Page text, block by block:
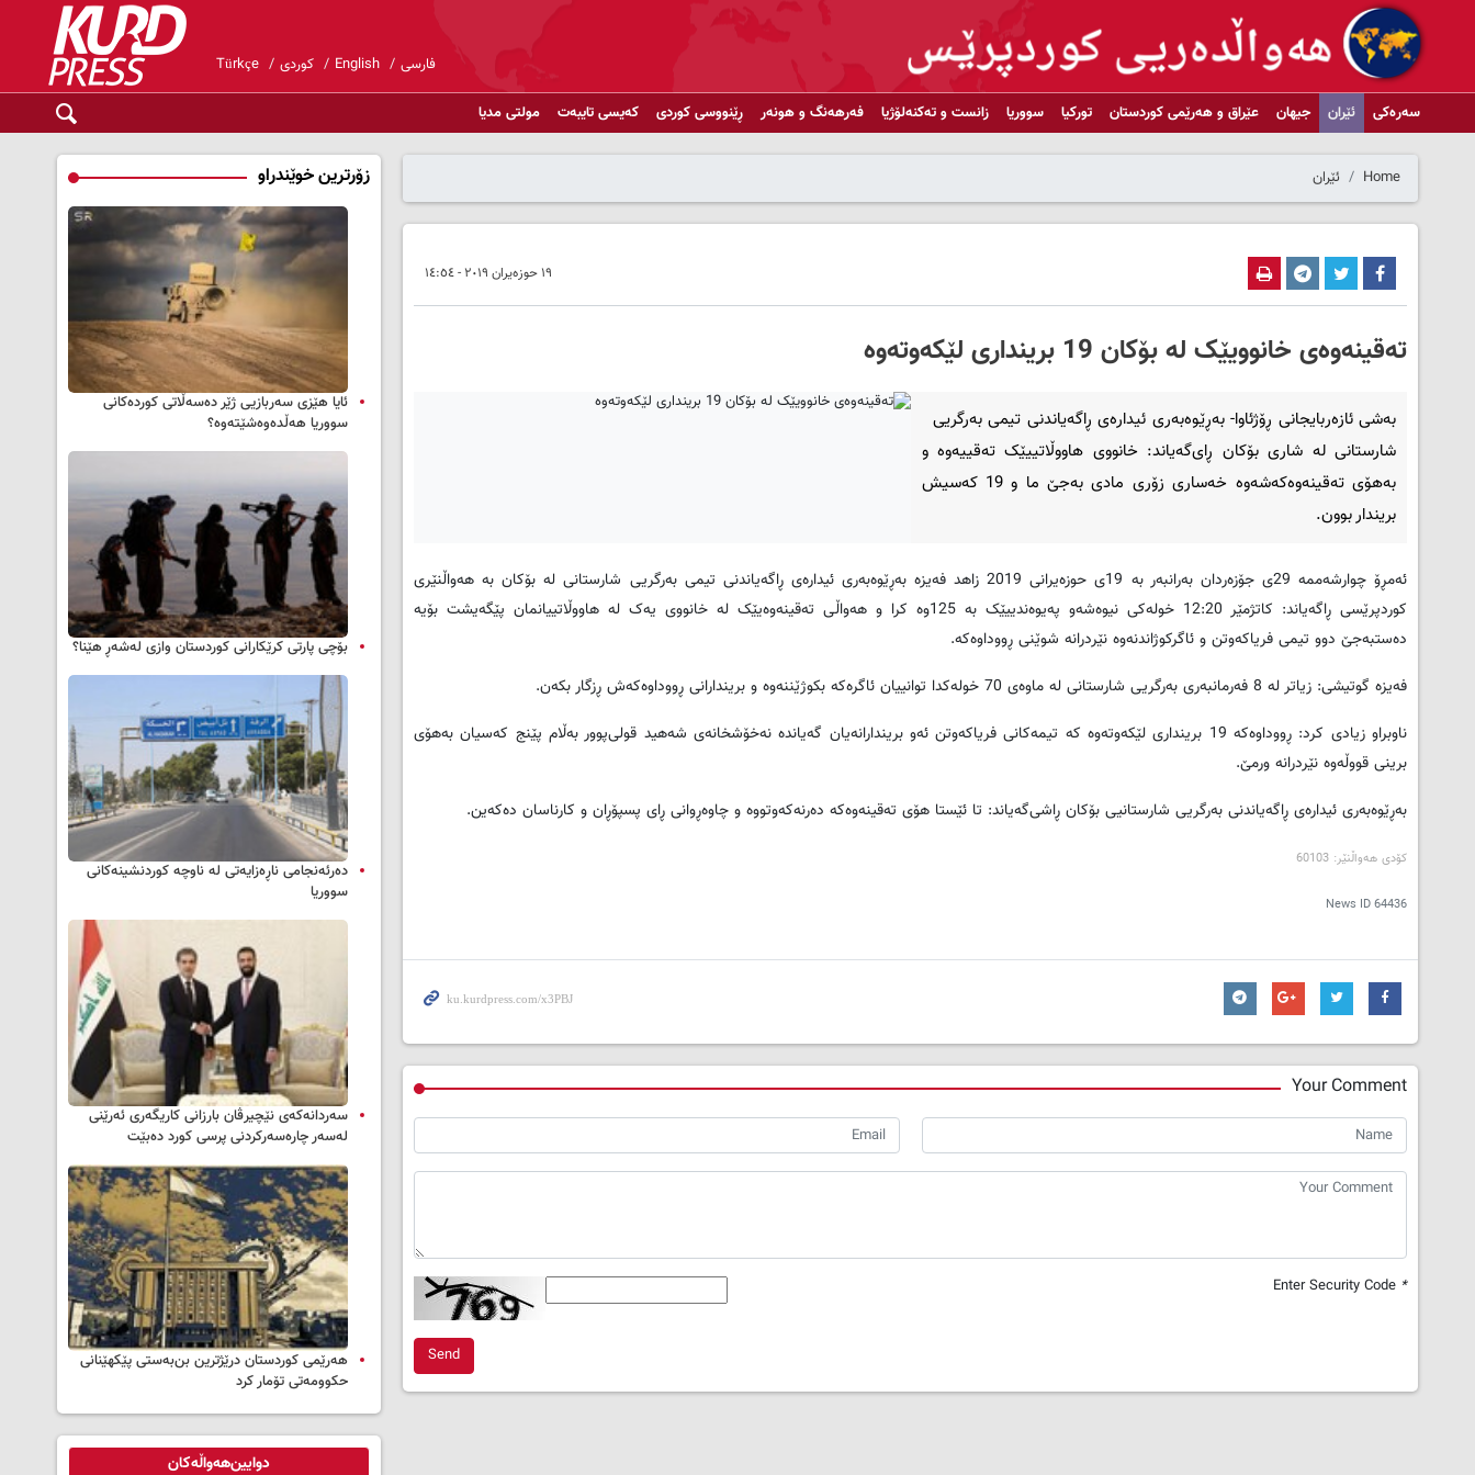
فارسی English کوردی Türkçe
سەرەکی ئێران جیهان عێراق و هەرێمی کوردستان تورکیا سووریا زانست و تەکنەلۆژیا فەرهەنگ و هونەر ڕێنووسی کوردی کەیسی تایبەت مولتی مدیا
Home ئێران
١٩ حوزەیران ٢٠١٩ - ١٤:٥٤
ته‌قینه‌وه‌ی خانوویێک له‌ بۆکان 19 برینداری لێکه‌وته‌وه‌
به‌شی ئازه‌ربایجانی ڕۆژئاوا- به‌ڕێوه‌به‌ری ئیداره‌ی ڕاگه‌یاندنی تیمی به‌رگریی
شارستانی له‌ شاری بۆکان ڕای‌گه‌یاند: خانووی هاووڵاتییێک ته‌قییه‌وه‌ و
به‌هۆی ته‌قینه‌وه‌که‌شه‌وه‌ خه‌ساری زۆری مادی به‌جێ ما و 19 که‌سیش
بریندار بوون.
ئه‌مڕۆ چوارشه‌ممه‌ 29ی جۆزه‌ردان به‌رانبه‌ر به‌ 19ی حوزه‌یرانی 2019 زاهد فه‌یزه‌ به‌ڕێوه‌به‌ری ئیداره‌ی ڕاگه‌یاندنی تیمی به‌رگریی شارستانی له‌ بۆکان به‌ هه‌واڵنێری
کوردپرێسی ڕاگه‌یاند: کاتژمێر 12:20 خوله‌کی نیوه‌شه‌و په‌یوه‌ندییێک به‌ 125وه‌ کرا و هه‌واڵی ته‌قینه‌وه‌یێک له‌ خانووی یه‌ک له‌ هاووڵاتییانمان پێگه‌یشت بۆیه‌
ده‌ستبه‌جێ دوو تیمی فریاکه‌وتن و ئاگرکوژاندنه‌وه‌ نێردرانه‌ شوێنی ڕووداوه‌که‌.
فه‌یزه‌ گوتیشی: زیاتر له‌ 8 فه‌رمانبه‌ری به‌رگریی شارستانی له‌ ماوه‌ی 70 خوله‌کدا توانییان ئاگره‌که‌ بکوژێننه‌وه‌ و بریندارانی ڕووداوه‌که‌ش ڕزگار بکه‌ن.
ناوبراو زیادی کرد: ڕووداوه‌که‌ 19 برینداری لێکه‌وته‌وه‌ که‌ تیمه‌کانی فریاکه‌وتن ئه‌و بریندارانه‌یان گه‌یانده‌ نه‌خۆشخانه‌ی شه‌هید قولی‌پوور به‌ڵام پێنج که‌سیان به‌هۆی
برینی قووڵه‌وه‌ نێردرانه‌ ورمێ.
به‌ڕێوه‌به‌ری ئیداره‌ی ڕاگه‌یاندنی به‌رگریی شارستانیی بۆکان ڕاشی‌گه‌یاند: تا ئێستا هۆی ته‌قینه‌وه‌که‌ ده‌رنه‌که‌وتووه‌ و چاوه‌ڕوانی ڕای پسپۆڕان و کارناسان ده‌که‌ین.
کۆدی هه‌واڵنێر: 60103
News ID64436
Your Comment
*
Send
زۆرترین خوێندراو
ئایا هێزی سەربازیی ژێر دەسەڵاتی کوردەکانی
سووریا هەڵدەوەشێتەوە؟
بۆچی پارتی کرێکارانی کوردستان وازی لەشەڕ هێنا؟
دەرئەنجامی ناڕەزایەتی لە ناوچە کوردنشینەکانی
سووریا
سه‌ردانه‌کەی نێچیرڤان بارزانی كاریگه‌ری ئه‌رێنی
له‌سه‌ر چاره‌سه‌ركردنی پرسی كورد ده‌بێت
هەرێمی کوردستان درێژترین بن‌بەستی پێکهێنانی
حکوومەتی تۆمار کرد
دوایین‌هەواڵەکان